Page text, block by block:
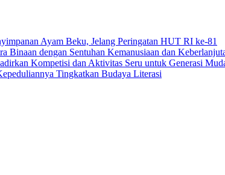
Ayam Beku, Jelang Peringatan HUT RI ke-81
dengan Sentuhan Kemanusiaan dan
Kompetisi dan Aktivitas Seru untuk Generasi
Tingkatkan Budaya Literasi